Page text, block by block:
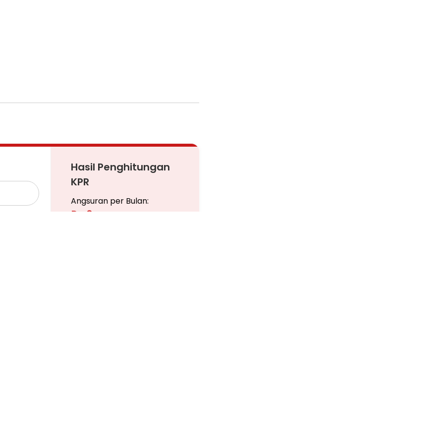
Hasil Penghitungan
KPR
Angsuran per Bulan:
Rp 0